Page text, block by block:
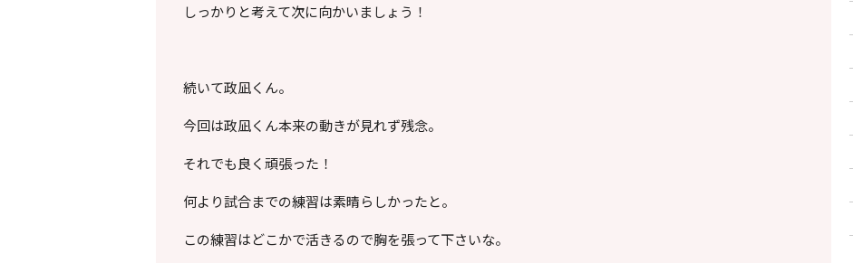
しっかりと考えて次に向かいましょう！
続いて政凪くん。
今回は政凪くん本来の動きが見れず残念。
それでも良く頑張った！
何より試合までの練習は素晴らしかったと。
この練習はどこかで活きるので胸を張って下さいな。